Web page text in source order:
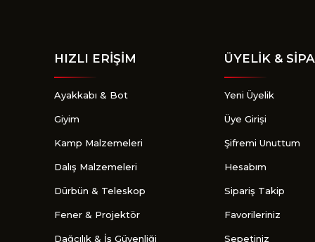
HIZLI ERİŞİM
Ayakkabı & Bot
Giyim
Kamp Malzemeleri
Dalış Malzemeleri
Dürbün & Teleskop
Fener & Projektör
Dağcılık & İş Güvenliği
ÜYELİK &
Yeni Üyelik
Üye Girişi
Şifremi Unuttum
Hesabım
Sipariş Takip
Favorileriniz
Sepetiniz